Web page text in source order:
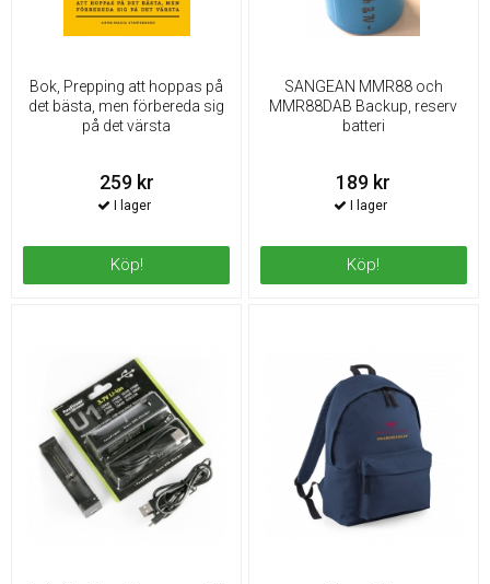
Bok, Prepping att hoppas på
det bästa, men förbereda sig
på det värsta
259 kr
Köp!
SANGEAN MMR88 och
MMR88DAB Backup, reserv
batteri
189 kr
Köp!